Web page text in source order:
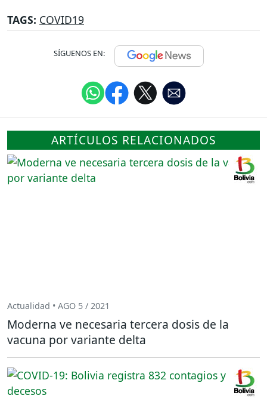
TAGS: COVID19
SÍGUENOS EN:
ARTÍCULOS RELACIONADOS
Actualidad • AGO 5 / 2021
Moderna ve necesaria tercera dosis de la
vacuna por variante delta